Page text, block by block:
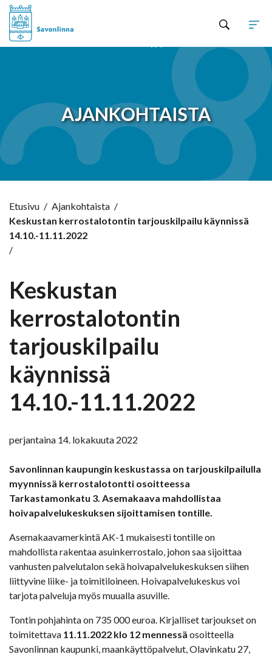
AJANKOHTAISTA
Etusivu / Ajankohtaista /
Keskustan kerrostalotontin tarjouskilpailu käynnissä
14.10.-11.11.2022
/
Keskustan
kerrostalotontin
tarjouskilpailu
käynnissä
14.10.-11.11.2022
perjantaina 14. lokakuuta 2022
Savonlinnan kaupungin keskustassa on tarjouskilpailulla
myynnissä kerrostalotontti osoitteessa
Tarkastamonkatu 3. Asemakaava mahdollistaa
hoivapalvelukeskuksen sijoittamisen tontille.
Asemakaavamerkintä AK-1 mukaisesti tontille on
mahdollista rakentaa asuinkerrostalo, johon saa sijoittaa
vanhusten palvelutalon sekä hoivapalvelukeskuksen siihen
liittyvine liike- ja toimitiloineen. Hoivapalvelukeskus voi
tarjota palveluja myös muualla asuville.
Tontin pohjahinta on 735 000 euroa. Kirjalliset tarjoukset on
toimitettava 11.11.2022 klo 12 mennessä osoitteella
Savonlinnan kaupunki, maankäyttöpalvelut, Olavinkatu 27,